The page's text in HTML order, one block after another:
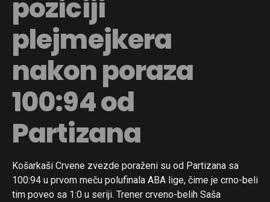
poziciji
plejmejkera
nakon poraza
100:94 od
Partizana
Košarkaši Crvene zvezde poraženi su od Partizana sa
100:94 u prvom meču polufinala ABA lige, čime je crno-beli
tim poveo sa 1:0 u seriji. Trener crveno-belih Saša